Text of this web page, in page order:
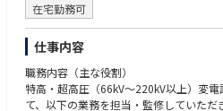
■ 新技術・新サービス開発
以下の領域を活用したサービス企画を推
・AI・Agentic AI・スマートホーム・
レスポンス）
・IoTデバイス・エネルギーデータ活用
在宅勤務可
仕事内容
職務内容（主な役割）
特高・超高圧（66kV〜220kV以上）変
て、以下の業務を担当・監修していただ